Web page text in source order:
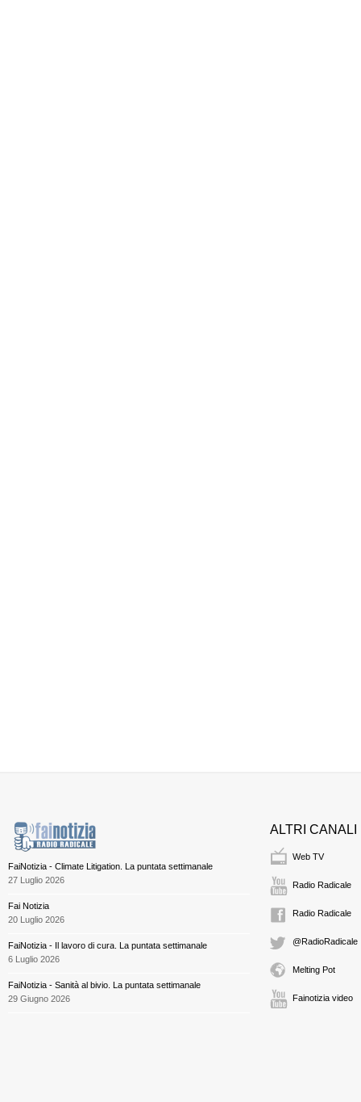
FaiNotizia - Climate Litigation. La puntata settimanale
27 Luglio 2026
Fai Notizia
20 Luglio 2026
FaiNotizia - Il lavoro di cura. La puntata settimanale
6 Luglio 2026
FaiNotizia - Sanità al bivio. La puntata settimanale
29 Giugno 2026
ALTRI CANALI
Web TV
Radio Radicale
Radio Radicale
@RadioRadicale
Melting Pot
Fainotizia video